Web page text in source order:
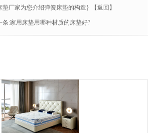
垫厂家为您介绍弹簧床垫的构造} 【返回】
条:家用床垫用哪种材质的床垫好?